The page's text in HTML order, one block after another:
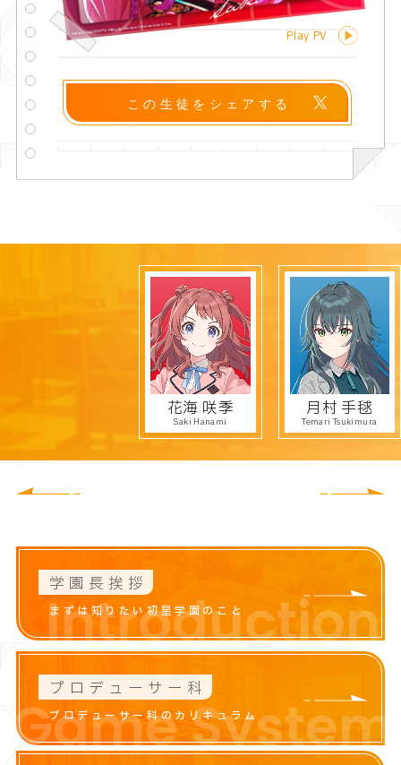
Play PV
この生徒をシェアする
花海 咲季
Saki Hanami
月村 手毬
Temari Tsukimura
Introduction
学園長挨拶
まずは知りたい初星学園のこと
Game System
プロデューサー科
プロデューサー科のカリキュラム
CLOSE